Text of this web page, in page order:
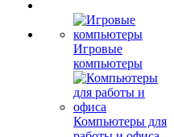
Игровые
компьютеры
Компьютеры для